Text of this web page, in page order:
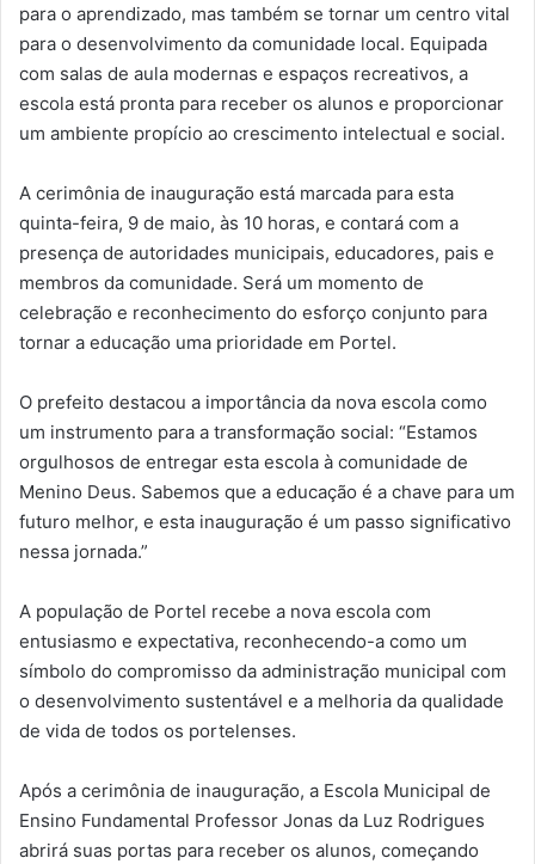
para o aprendizado, mas também se tornar um centro vital
para o desenvolvimento da comunidade local. Equipada
com salas de aula modernas e espaços recreativos, a
escola está pronta para receber os alunos e proporcionar
um ambiente propício ao crescimento intelectual e social.
A cerimônia de inauguração está marcada para esta
quinta-feira, 9 de maio, às 10 horas, e contará com a
presença de autoridades municipais, educadores, pais e
membros da comunidade. Será um momento de
celebração e reconhecimento do esforço conjunto para
tornar a educação uma prioridade em Portel.
O prefeito destacou a importância da nova escola como
um instrumento para a transformação social: “Estamos
orgulhosos de entregar esta escola à comunidade de
Menino Deus. Sabemos que a educação é a chave para um
futuro melhor, e esta inauguração é um passo significativo
nessa jornada.”
A população de Portel recebe a nova escola com
entusiasmo e expectativa, reconhecendo-a como um
símbolo do compromisso da administração municipal com
o desenvolvimento sustentável e a melhoria da qualidade
de vida de todos os portelenses.
Após a cerimônia de inauguração, a Escola Municipal de
Ensino Fundamental Professor Jonas da Luz Rodrigues
abrirá suas portas para receber os alunos, começando